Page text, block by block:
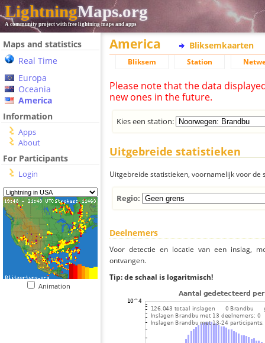
LightningMaps.org
A community project with free lightning maps and apps
Maps and statistics
Real Time
Europa
Oceania
America
Information
Apps
About
For Participants
Login
Animation
America Bliksemkaarten
Bliksem Station
Please note that the data
new ones in the future.
Kies een station:
Uitgebreide statistieken
Uitgebreide statistieken, voornamelijk voor de
Regio:
Deelnemers
Voor detectie en locatie van een inslag,
ontvangen.
Tip: de schaal is logaritmisch!